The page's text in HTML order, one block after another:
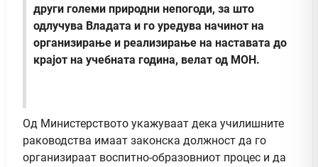
други големи природни непогоди, за што
одлучува Владата и го уредува начинот на
организирање и реализирање на наставата до
крајот на учебната година, велат од МОН.
Од Министерството укажуваат дека училишните
раководства имаат законска должност да го
организираат воспитно-образовниот процес и да